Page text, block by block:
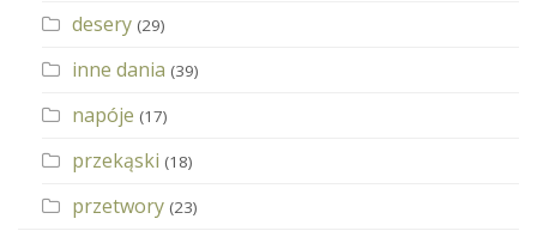
desery (29)
inne dania (39)
napóje (17)
przekąski (18)
przetwory (23)